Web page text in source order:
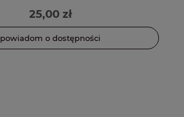
25,00 zł
powiadom o dostępności